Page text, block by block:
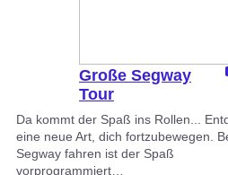
Große Segway
Tour
Da kommt der Spaß ins Rollen...
eine neue Art, dich fortzubewegen.
Segway fahren ist der Spaß
vorprogrammiert…